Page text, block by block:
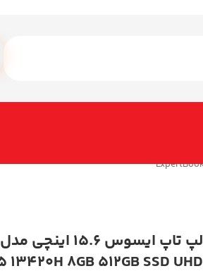
8GB 512GB SSD UHD